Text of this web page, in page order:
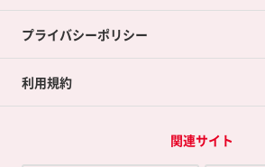
プライバシーポリシー
利用規約
関連サイト